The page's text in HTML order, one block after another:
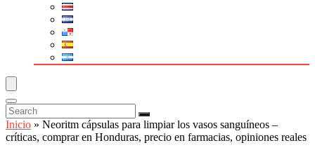
Inicio » Neoritm cápsulas para limpiar los vasos sanguíneos –
críticas, comprar en Honduras, precio en farmacias, opiniones reales